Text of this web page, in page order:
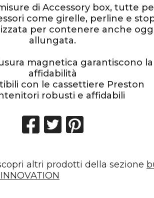
di Accessory box, tutte
come girelle, perline e
per contenere anche
allungata.
magnetica garantiscono la
affidabilità
con le cassettiere Preston
robusti e affidabili
altri prodotti della sezione